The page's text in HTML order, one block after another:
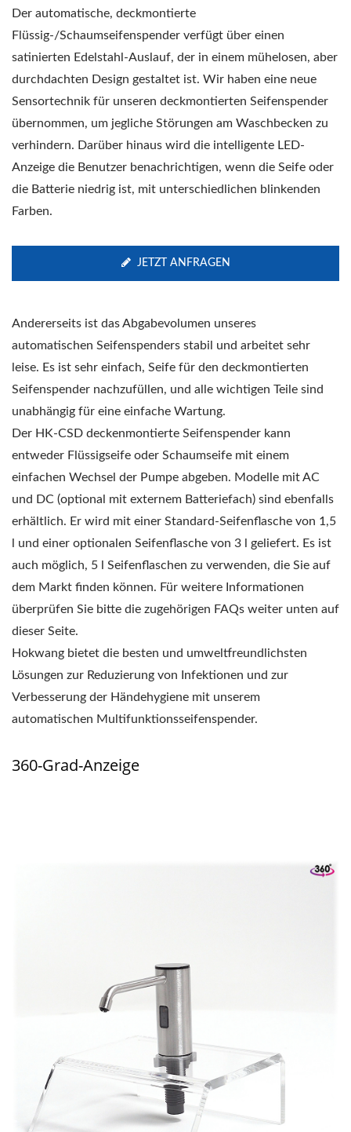
Der automatische, deckmontierte
Flüssig-/Schaumseifenspender verfügt über einen
satinierten Edelstahl-Auslauf, der in einem mühelosen, aber
durchdachten Design gestaltet ist. Wir haben eine neue
Sensortechnik für unseren deckmontierten Seifenspender
übernommen, um jegliche Störungen am Waschbecken zu
verhindern. Darüber hinaus wird die intelligente LED-
Anzeige die Benutzer benachrichtigen, wenn die Seife oder
die Batterie niedrig ist, mit unterschiedlichen blinkenden
Farben.
JETZT ANFRAGEN
Andererseits ist das Abgabevolumen unseres
automatischen Seifenspenders stabil und arbeitet sehr
leise. Es ist sehr einfach, Seife für den deckmontierten
Seifenspender nachzufüllen, und alle wichtigen Teile sind
unabhängig für eine einfache Wartung.
Der HK-CSD deckenmontierte Seifenspender kann
entweder Flüssigseife oder Schaumseife mit einem
einfachen Wechsel der Pumpe abgeben. Modelle mit AC
und DC (optional mit externem Batteriefach) sind ebenfalls
erhältlich. Er wird mit einer Standard-Seifenflasche von 1,5
l und einer optionalen Seifenflasche von 3 l geliefert. Es ist
auch möglich, 5 l Seifenflaschen zu verwenden, die Sie auf
dem Markt finden können. Für weitere Informationen
überprüfen Sie bitte die zugehörigen FAQs weiter unten auf
dieser Seite.
Hokwang bietet die besten und umweltfreundlichsten
Lösungen zur Reduzierung von Infektionen und zur
Verbesserung der Händehygiene mit unserem
automatischen Multifunktionsseifenspender.
360-Grad-Anzeige